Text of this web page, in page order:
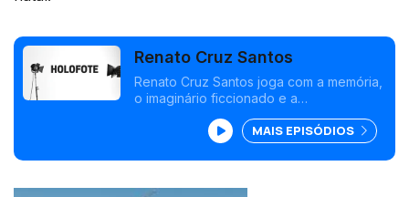
Renato Cruz Santos
Renato Cruz Santos joga com a memória,
o imaginário ficcionado e a
Caxinas e a sua exposição fotográfica
mais recente, "CAXIFORNIA", é uma visão
sobre a sua terra natal.
MAIS EPISÓDIOS